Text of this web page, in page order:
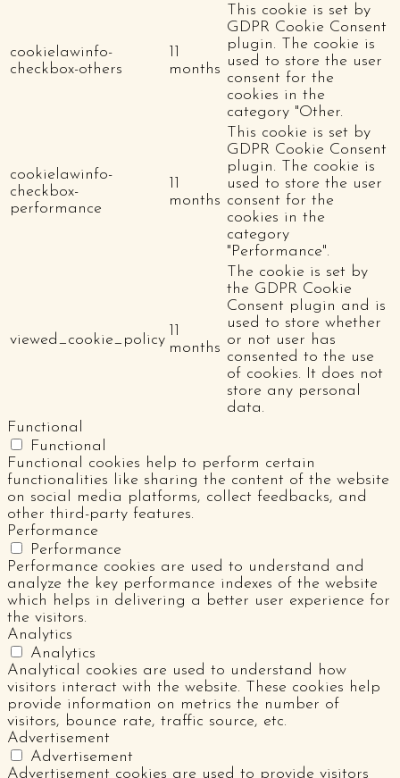
cookielawinfo-
checkbox-others
11
months
This cookie is set by
GDPR Cookie Consent
plugin. The cookie is
used to store the user
consent for the
cookies in the
category "Other.
cookielawinfo-
checkbox-
performance
11
months
This cookie is set by
GDPR Cookie Consent
plugin. The cookie is
used to store the user
consent for the
cookies in the
category
"Performance".
viewed_cookie_policy
11
months
The cookie is set by
the GDPR Cookie
Consent plugin and is
used to store whether
or not user has
consented to the use
of cookies. It does not
store any personal
data.
Functional
Functional
Functional cookies help to perform certain
functionalities like sharing the content of the website
on social media platforms, collect feedbacks, and
other third-party features.
Performance
Performance
Performance cookies are used to understand and
analyze the key performance indexes of the website
which helps in delivering a better user experience for
the visitors.
Analytics
Analytics
Analytical cookies are used to understand how
visitors interact with the website. These cookies help
provide information on metrics the number of
visitors, bounce rate, traffic source, etc.
Advertisement
Advertisement
Advertisement cookies are used to provide visitors